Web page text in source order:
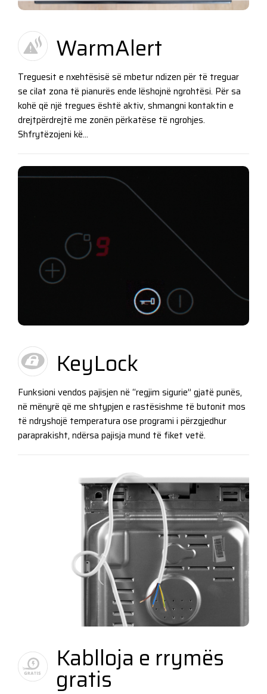
WarmAlert
Treguesit e nxehtësisë së mbetur ndizen për të treguar
se cilat zona të pianurës ende lëshojnë ngrohtësi. Për sa
kohë që një tregues është aktiv, shmangni kontaktin e
drejtpërdrejtë me zonën përkatëse të ngrohjes.
Shfrytëzojeni kë...
KeyLock
Funksioni vendos pajisjen në “regjim sigurie” gjatë punës,
në mënyrë që me shtypjen e rastësishme të butonit mos
të ndryshojë temperatura ose programi i përzgjedhur
paraprakisht, ndërsa pajisja mund të fiket vetë.
Kablloja e rrymës
gratis